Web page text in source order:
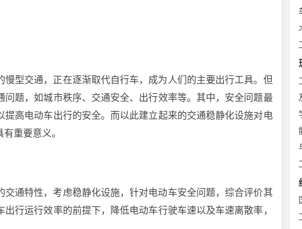
型交通，正在逐渐取代自行车，成为人们的主要出行工具。但
题，如城市秩序、交通安全、出行效率等。其中，安全问题最
高电动车出行的安全。而以此建立起来的交通稳静化设施对电
重要意义。
通特性，考虑稳静化设施，针对电动车安全问题，综合评价其
行运行效率的前提下，降低电动车行驶车速以及车速离散率，